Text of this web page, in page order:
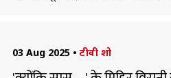
03 Aug 2025 • टीवी शो